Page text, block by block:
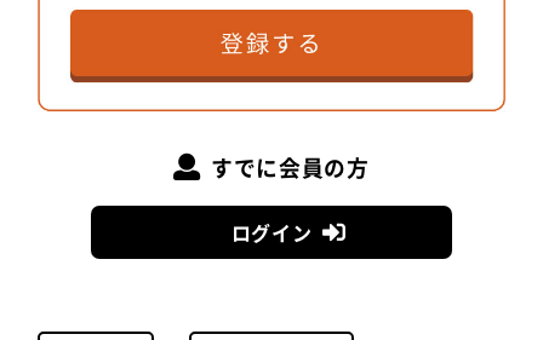
すでに会員の方
ログイン